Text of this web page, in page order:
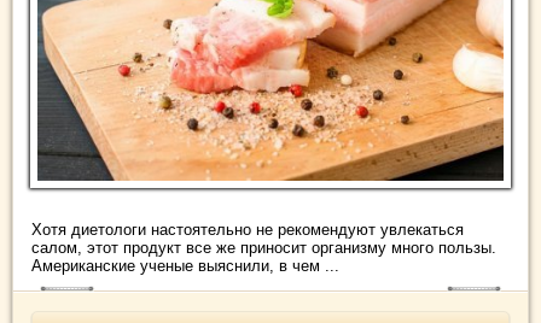
Хотя диетологи настоятельно не рекомендуют увлекаться
салом, этот продукт все же приносит организму много пользы.
Американские ученые выяснили, в чем ...